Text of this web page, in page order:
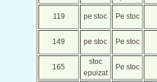
119 pe stoc Pe stoc
149 pe stoc Pe stoc
165
stoc
epuizat
Pe stoc